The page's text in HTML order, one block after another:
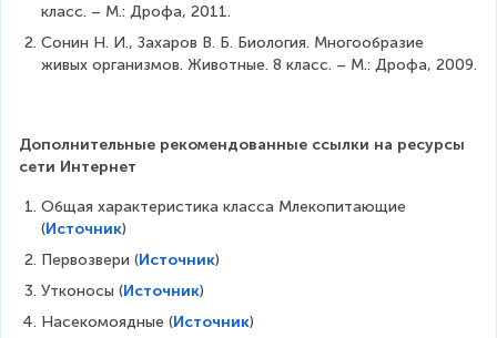
класс. – М.: Дрофа, 2011.
Сонин Н. И., Захаров В. Б. Биология. Многообразие
живых организмов. Животные. 8 класс. – М.: Дрофа, 2009.
Дополнительные рекомендованные ссылки на ресурсы
сети Интернет
Общая характеристика класса Млекопитающие
(Источник)
Первозвери (Источник)
Утконосы (Источник)
Насекомоядные (Источник)